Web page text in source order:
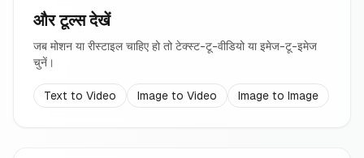
और टूल्स देखें
जब मोशन या रीस्टाइल चाहिए हो तो टेक्स्ट-टू-वीडियो या इमेज-टू-इमेज
चुनें।
Text to Video Image to Video Image to Image